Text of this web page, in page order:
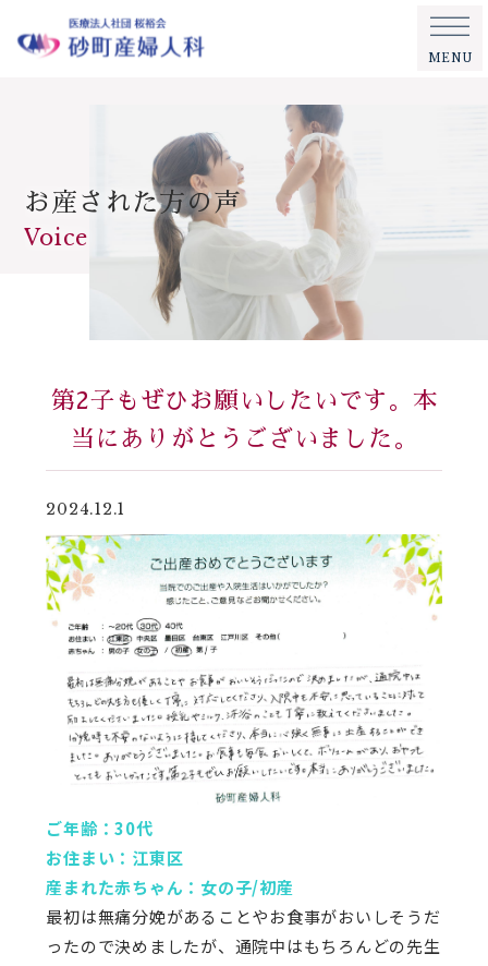
MENU
お産された方の声
Voice
第2子もぜひお願いしたいです。本
当にありがとうございました。
2024.12.1
ご年齢：30代
お住まい：江東区
産まれた赤ちゃん：女の子/初産
最初は無痛分娩があることやお食事がおいしそうだ
ったので決めましたが、通院中はもちろんどの先生